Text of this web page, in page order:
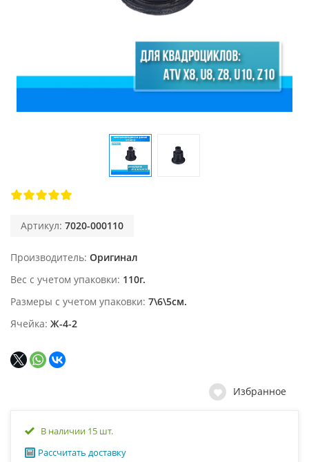
Артикул: 7020-000110
Производитель Оригинал
Вес с учетом упаковки 110г.
Размеры с учетом упаковки 7\6\5см.
Ячейка Ж-4-2
Избранное
В наличии 15 шт.
Рассчитать доставку